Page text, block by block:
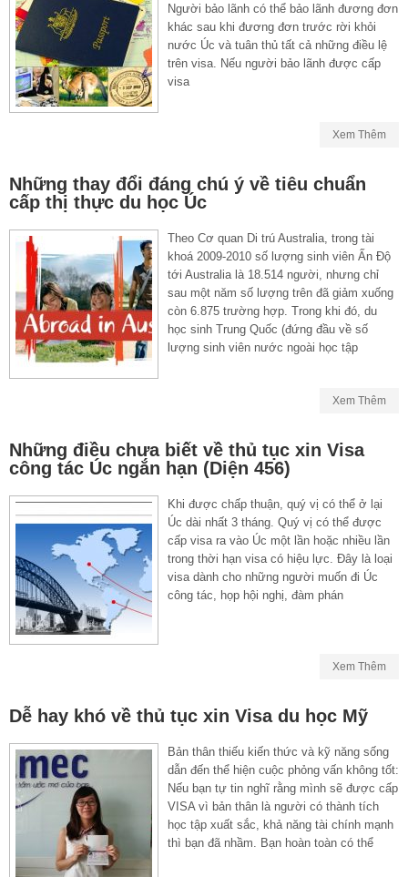
Người bảo lãnh có thể bảo lãnh đương đơn
khác sau khi đương đơn trước rời khỏi
nước Úc và tuân thủ tất cả những điều lệ
trên visa. Nếu người bảo lãnh được cấp
visa
Xem Thêm
Những thay đổi đáng chú ý về tiêu chuẩn
cấp thị thực du học Úc
Theo Cơ quan Di trú Australia, trong tài
khoá 2009-2010 số lượng sinh viên Ấn Độ
tới Australia là 18.514 người, nhưng chỉ
sau một năm số lượng trên đã giảm xuống
còn 6.875 trường hợp. Trong khi đó, du
học sinh Trung Quốc (đứng đầu về số
lượng sinh viên nước ngoài học tập
Xem Thêm
Những điều chưa biết về thủ tục xin Visa
công tác Úc ngắn hạn (Diện 456)
Khi được chấp thuận, quý vị có thể ở lại
Úc dài nhất 3 tháng. Quý vị có thể được
cấp visa ra vào Úc một lần hoặc nhiều lần
trong thời hạn visa có hiệu lực. Đây là loại
visa dành cho những người muốn đi Úc
công tác, họp hội nghị, đàm phán
Xem Thêm
Dễ hay khó về thủ tục xin Visa du học Mỹ
Bản thân thiếu kiến thức và kỹ năng sống
dẫn đến thể hiện cuộc phỏng vấn không tốt:
Nếu bạn tự tin nghĩ rằng mình sẽ được cấp
VISA vì bản thân là người có thành tích
học tập xuất sắc, khả năng tài chính mạnh
thì bạn đã nhầm. Bạn hoàn toàn có thể